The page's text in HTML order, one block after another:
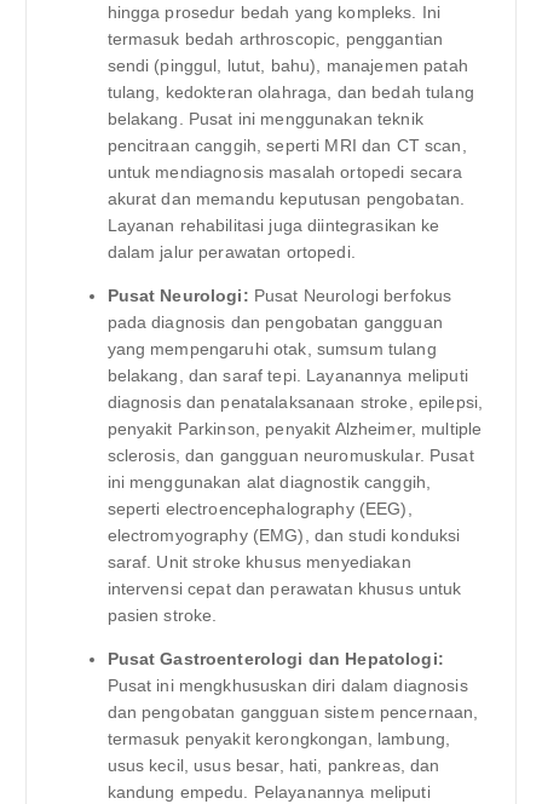
hingga prosedur bedah yang kompleks. Ini
termasuk bedah arthroscopic, penggantian
sendi (pinggul, lutut, bahu), manajemen patah
tulang, kedokteran olahraga, dan bedah tulang
belakang. Pusat ini menggunakan teknik
pencitraan canggih, seperti MRI dan CT scan,
untuk mendiagnosis masalah ortopedi secara
akurat dan memandu keputusan pengobatan.
Layanan rehabilitasi juga diintegrasikan ke
dalam jalur perawatan ortopedi.
Pusat Neurologi: Pusat Neurologi berfokus
pada diagnosis dan pengobatan gangguan
yang mempengaruhi otak, sumsum tulang
belakang, dan saraf tepi. Layanannya meliputi
diagnosis dan penatalaksanaan stroke, epilepsi,
penyakit Parkinson, penyakit Alzheimer, multiple
sclerosis, dan gangguan neuromuskular. Pusat
ini menggunakan alat diagnostik canggih,
seperti electroencephalography (EEG),
electromyography (EMG), dan studi konduksi
saraf. Unit stroke khusus menyediakan
intervensi cepat dan perawatan khusus untuk
pasien stroke.
Pusat Gastroenterologi dan Hepatologi:
Pusat ini mengkhususkan diri dalam diagnosis
dan pengobatan gangguan sistem pencernaan,
termasuk penyakit kerongkongan, lambung,
usus kecil, usus besar, hati, pankreas, dan
kandung empedu. Pelayanannya meliputi